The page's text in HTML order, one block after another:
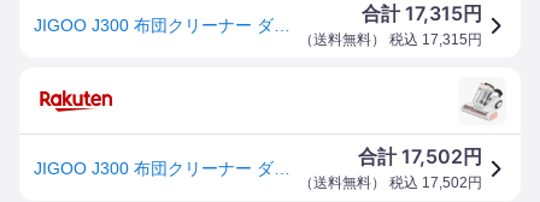
合計17,315円
（送料無料） 税込 17,315 円
合計17,502 円
（送料無料） 税込 17,502 円